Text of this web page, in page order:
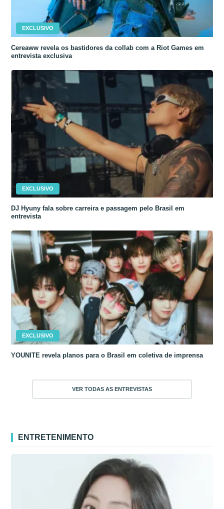
EXCLUSIVO
Cereaww revela os bastidores da collab com a Riot Games em
entrevista exclusiva
EXCLUSIVO
DJ Hyuny fala sobre carreira e passagem pelo Brasil em
entrevista
EXCLUSIVO
YOUNITE revela planos para o Brasil em coletiva de imprensa
VER TODAS AS ENTREVISTAS
ENTRETENIMENTO